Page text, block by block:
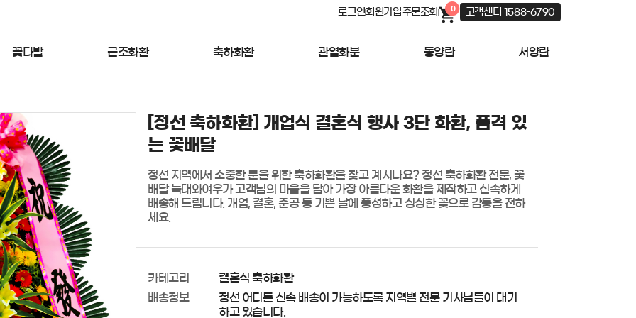
로그인회원가입주문조회 0 고객센터 1588-6790
꽃다발 근조화환 축하화환 관엽화분 동양란 서양란
[정선 축하화환] 개업식 결혼식 행사 3단 화환, 품격 있
는 꽃배달
정선 지역에서 소중한 분을 위한 축하화환을 찾고 계시나요? 정선 축하화환 전문, 꽃
배달 늑대와여우가 고객님의 마음을 담아 가장 아름다운 화환을 제작하고 신속하게
배송해 드립니다. 개업, 결혼, 준공 등 기쁜 날에 풍성하고 싱싱한 꽃으로 감동을 전하
세요.
카테고리
결혼식 축하화환
배송정보
정선 어디든 신속 배송이 가능하도록 지역별 전문 기사님들이 대기
하고 있습니다.